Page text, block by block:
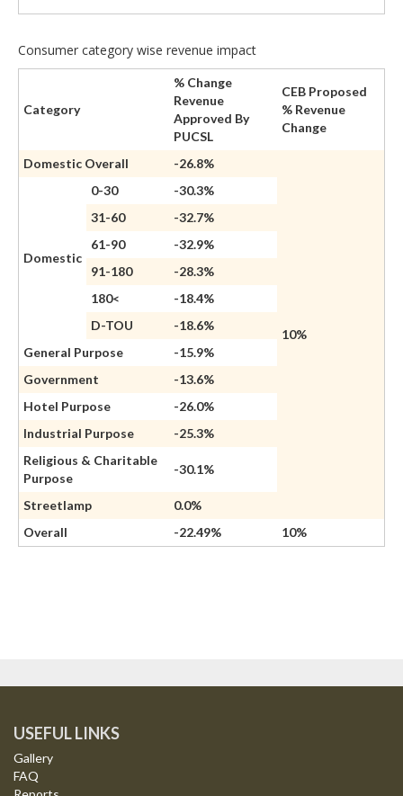
Consumer category wise revenue impact
Category
% Change
Revenue
Approved By
PUCSL
CEB Proposed
% Revenue
Change
Domestic Overall -26.8%
10%
Domestic
0-30
-30.3%
31-60
-32.7%
61-90
-32.9%
91-180
-28.3%
180<
-18.4%
D-TOU
-18.6%
General Purpose
-15.9%
Government
-13.6%
Hotel Purpose
-26.0%
Industrial Purpose
-25.3%
Religious & Charitable
Purpose
-30.1%
Streetlamp
0.0%
Overall
-22.49% 10%
USEFUL LINKS
Gallery
FAQ